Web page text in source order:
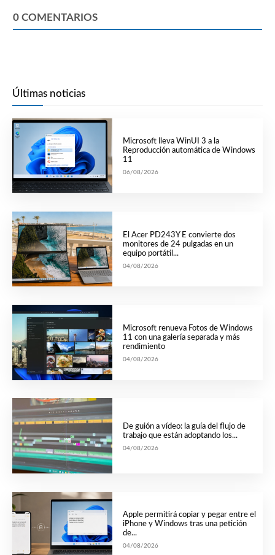
0 COMENTARIOS
Últimas noticias
Microsoft lleva WinUI 3 a la
Reproducción automática de Windows
11
06/08/2026
El Acer PD243Y E convierte dos
monitores de 24 pulgadas en un
equipo portátil...
04/08/2026
Microsoft renueva Fotos de Windows
11 con una galería separada y más
rendimiento
04/08/2026
De guión a vídeo: la guía del flujo de
trabajo que están adoptando los...
04/08/2026
Apple permitirá copiar y pegar entre el
iPhone y Windows tras una petición
de...
04/08/2026